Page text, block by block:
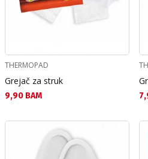
THERMOPAD
Grejač za struk
Текуща цена:
9,90 BAM